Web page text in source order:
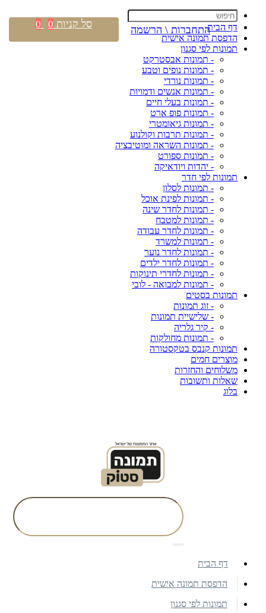
דף הבית
הדפסת תמונה אישית
תמונות לפי סגנון
- תמונות אבסטרקט
- תמונות נופים וטבע
- תמונות נורדי
- תמונות אנשים ודמויות
- תמונות בעלי חיים
- תמונות פופ ארט
- תמונות גיאומטרי
- תמונות תרבות וקולנוע
- תמונות השראה ומוטיבציה
- תמונות ספורט
- יהדות ויודאיקה
תמונות לפי חדר
- תמונות לסלון
- תמונות לפינת אוכל
- תמונות לחדר שינה
- תמונות למטבח
- תמונות לחדר עבודה
- תמונות למשרד
- תמונות לחדר נוער
- תמונות לחדר ילדים
- תמונות לחדרי תינוקות
- תמונות למבואה - לובי
תמונות בסטים
- זוג תמונות
- שלישיית תמונות
- קיר גלריה
- תמונות מחולקות
תמונות קנבס בטקסטורה
מוצרים חמים
משלוחים והחזרות
שאלות ותשובות
בלוג
התחברות \ הרשמה סל קניות 0
0
דף הבית
הדפסת תמונה אישית
תמונות לפי סגנון